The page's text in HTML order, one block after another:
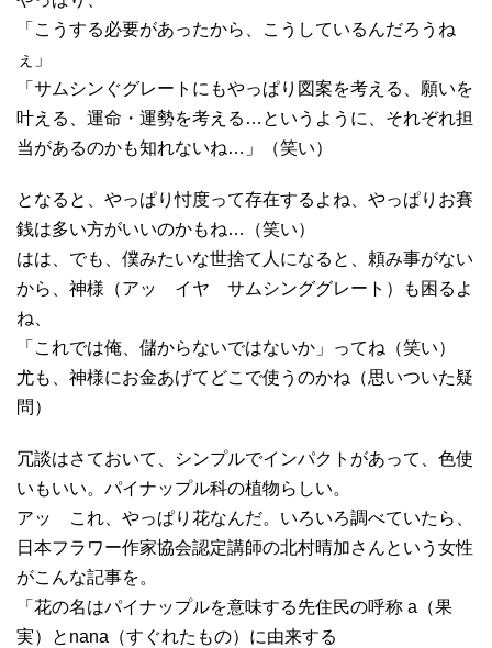
「こうする必要があったから、こうしているんだろうね
ぇ」
「サムシンぐグレートにもやっぱり図案を考える、願いを
叶える、運命・運勢を考える…というように、それぞれ担
当があるのかも知れないね…」（笑い）
となると、やっぱり忖度って存在するよね、やっぱりお賽
銭は多い方がいいのかもね…（笑い）
はは、でも、僕みたいな世捨て人になると、頼み事がない
から、神様（アッ イヤ サムシンググレート）も困るよ
ね、
「これでは俺、儲からないではないか」ってね（笑い）
尤も、神様にお金あげてどこで使うのかね（思いついた疑
問）
冗談はさておいて、シンプルでインパクトがあって、色使
いもいい。パイナップル科の植物らしい。
アッ これ、やっぱり花なんだ。いろいろ調べていたら、
日本フラワー作家協会認定講師の北村晴加さんという女性
がこんな記事を。
「花の名はパイナップルを意味する先住民の呼称 a（果
実）とnana（すぐれたもの）に由来する